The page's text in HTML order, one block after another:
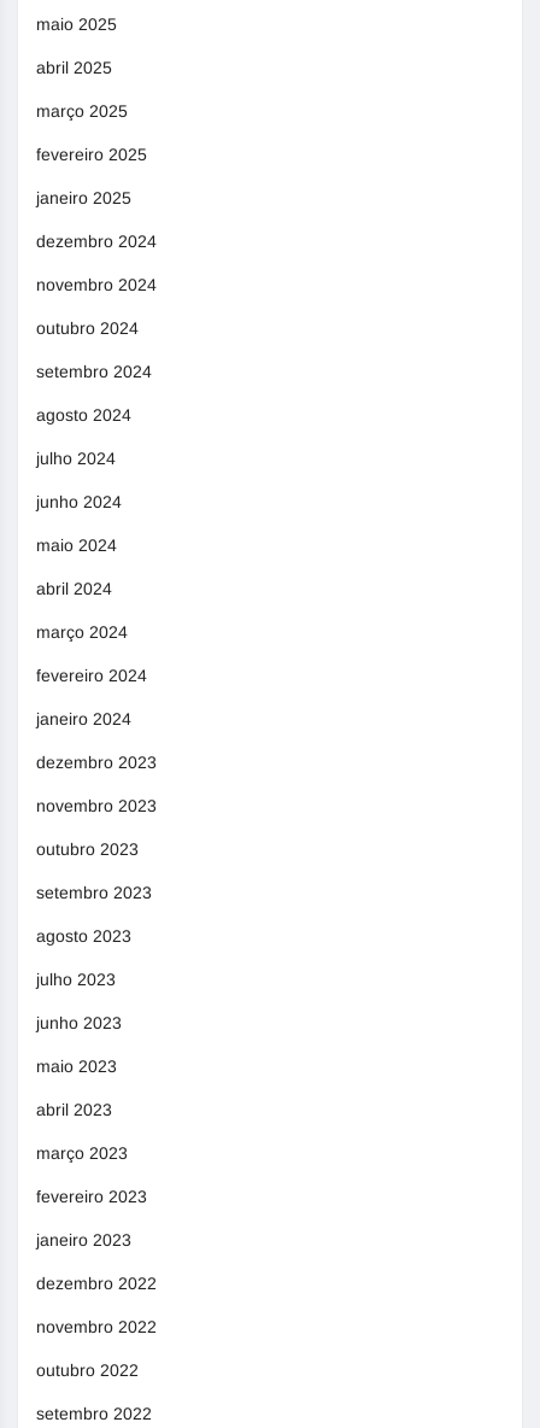
maio 2025
abril 2025
março 2025
fevereiro 2025
janeiro 2025
dezembro 2024
novembro 2024
outubro 2024
setembro 2024
agosto 2024
julho 2024
junho 2024
maio 2024
abril 2024
março 2024
fevereiro 2024
janeiro 2024
dezembro 2023
novembro 2023
outubro 2023
setembro 2023
agosto 2023
julho 2023
junho 2023
maio 2023
abril 2023
março 2023
fevereiro 2023
janeiro 2023
dezembro 2022
novembro 2022
outubro 2022
setembro 2022